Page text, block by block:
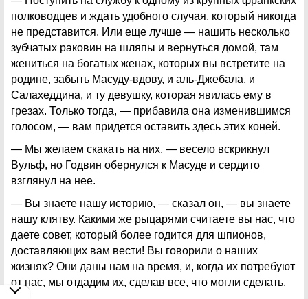
полководцев и ждать удобного случая, который никогда
не представится. Или еще лучше — нашить несколько
зубчатых раковин на шляпы и вернуться домой, там
жениться на богатых женах, которых вы встретите на
родине, забыть Масуду-вдову, и аль-Джебала, и
Салахеддина, и ту девушку, которая явилась ему в
грезах. Только тогда, — прибавила она изменившимся
голосом, — вам придется оставить здесь этих коней.
— Мы желаем скакать на них, — весело вскрикнул
Вульф, но Годвин обернулся к Масуде и сердито
взглянул на нее.
— Вы знаете нашу историю, — сказал он, — вы знаете
нашу клятву. Какими же рыцарями считаете вы нас, что
даете совет, который более годится для шпионов,
доставляющих вам вести! Вы говорили о наших
жизнях? Они даны нам на время, и, когда их потребуют
от нас, мы отдадим их, сделав все, что могли сделать.